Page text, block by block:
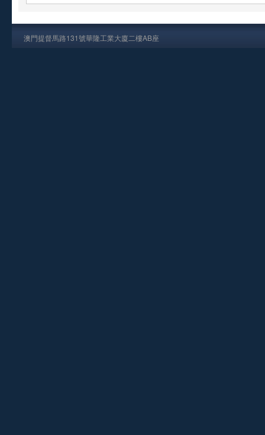
澳門提督馬路131號華隆工業大廈二樓AB座